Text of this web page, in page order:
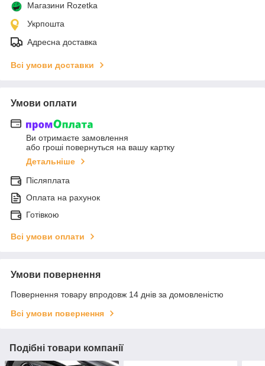
Магазини Rozetka
Укрпошта
Адресна доставка
Всі умови доставки
Умови оплати
Ви отримаєте замовлення
або гроші повернуться на вашу картку
Детальніше
Післяплата
Оплата на рахунок
Готівкою
Всі умови оплати
Умови повернення
Повернення товару впродовж 14 днів за домовленістю
Всі умови повернення
Подібні товари компанії